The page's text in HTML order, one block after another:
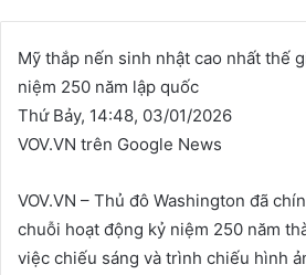
Mỹ thắp nến sinh nhật cao nhất thế
niệm 250 năm lập quốc
Thứ Bảy, 14:48, 03/01/2026
VOV.VN trên Google News
VOV.VN – Thủ đô Washington đã
chuỗi hoạt động kỷ niệm 250 năm
việc chiếu sáng và trình chiếu hình